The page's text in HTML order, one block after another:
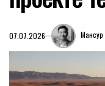
07.07.2026 Мансур